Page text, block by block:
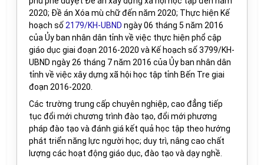
2020; Đề án Xóa mù chữ đến năm 2020; Thực hiện Kế
hoạch số 2179/KH-UBND ngày 06 tháng 5 năm 2016
của Ủy ban nhân dân tỉnh về việc thực hiện phổ cập
giáo dục giai đoạn 2016-2020 và Kế hoạch số 3799/KH-
UBND ngày 26 tháng 7 năm 2016 của Ủy ban nhân dân
tỉnh về việc xây dựng xã hội học tập tỉnh Bến Tre giai
đoạn 2016-2020.
Các trường trung cấp chuyên nghiệp, cao đẳng tiếp
tục đổi mới chương trình đào tạo, đổi mới phương
pháp đào tạo và đánh giá kết quả học tập theo hướng
phát triển năng lực người học; duy trì, nâng cao chất
lượng các hoạt động giáo dục, đào tạo và dạy nghề.